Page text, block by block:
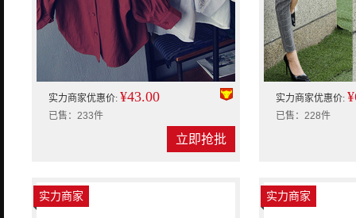
实力商家优惠价: ¥43.00
已售：233件
立即抢批
实力商家优惠价:
已售：228件
实力商家 实力商家